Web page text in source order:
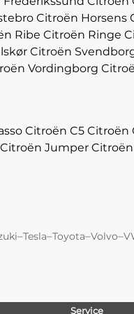
Citroën Horsens
Ribe Citroën Ringe
Citroën
Vordingborg
Citroën C5 Citroën
Citroën Jumper
–Tesla–Toyota–Volvo–
Service